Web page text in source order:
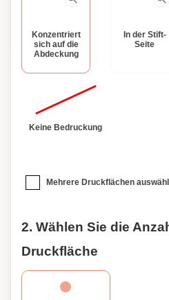
Konzentriert
sich auf die
Abdeckung
In der Stift-
Seite
Keine Bedruckung
Mehrere Druckflächen
2. Wählen Sie die
Druckfläche